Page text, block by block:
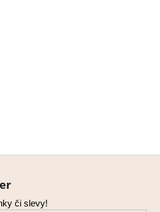
či slevy!